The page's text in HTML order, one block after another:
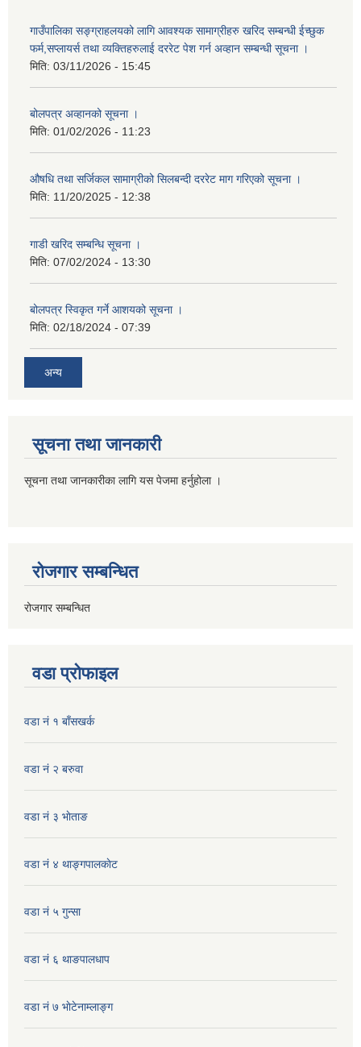
गाउँपालिका सङ्ग्राहलयको लागि आवश्यक सामाग्रीहरु खरिद सम्बन्धी ईच्छुक
फर्म,सप्लायर्स तथा व्यक्तिहरुलाई दररेट पेश गर्न अव्हान सम्बन्धी सूचना ।
मिति: 03/11/2026 - 15:45
बोलपत्र अव्हानको सूचना ।
मिति: 01/02/2026 - 11:23
औषधि तथा सर्जिकल सामाग्रीको सिलबन्दी दररेट माग गरिएको सूचना ।
मिति: 11/20/2025 - 12:38
गाडी खरिद सम्बन्धि सूचना ।
मिति: 07/02/2024 - 13:30
बोलपत्र स्विकृत गर्ने आशयको सूचना ।
मिति: 02/18/2024 - 07:39
अन्य
सूचना तथा जानकारी
सूचना तथा जानकारीका लागि यस पेजमा हर्नुहोला ।
रोजगार सम्बन्धित
रोजगार सम्बन्धित
वडा प्रोफाइल
वडा नं १ बाँसखर्क
वडा नं २ बरुवा
वडा नं ३ भाेताङ
वडा नं ४ थाङ्गपालकाेट
वडा नं ५ गुन्सा
वडा नं ६ थाङपालधाप
वडा नं ७ भाेटेनाम्लाङ्ग